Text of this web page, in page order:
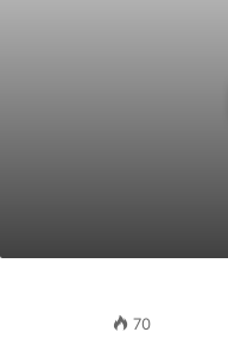
70